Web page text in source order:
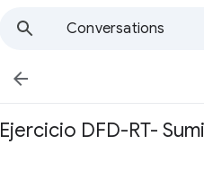
Conversations

Ejercicio DFD-RT-